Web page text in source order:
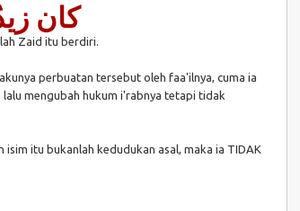
كان
Zaid itu berdiri.
perbuatan tersebut oleh faa'ilnya, cuma ia
mengubah hukum i'rabnya tetapi tidak
itu bukanlah kedudukan asal, maka ia TIDAK